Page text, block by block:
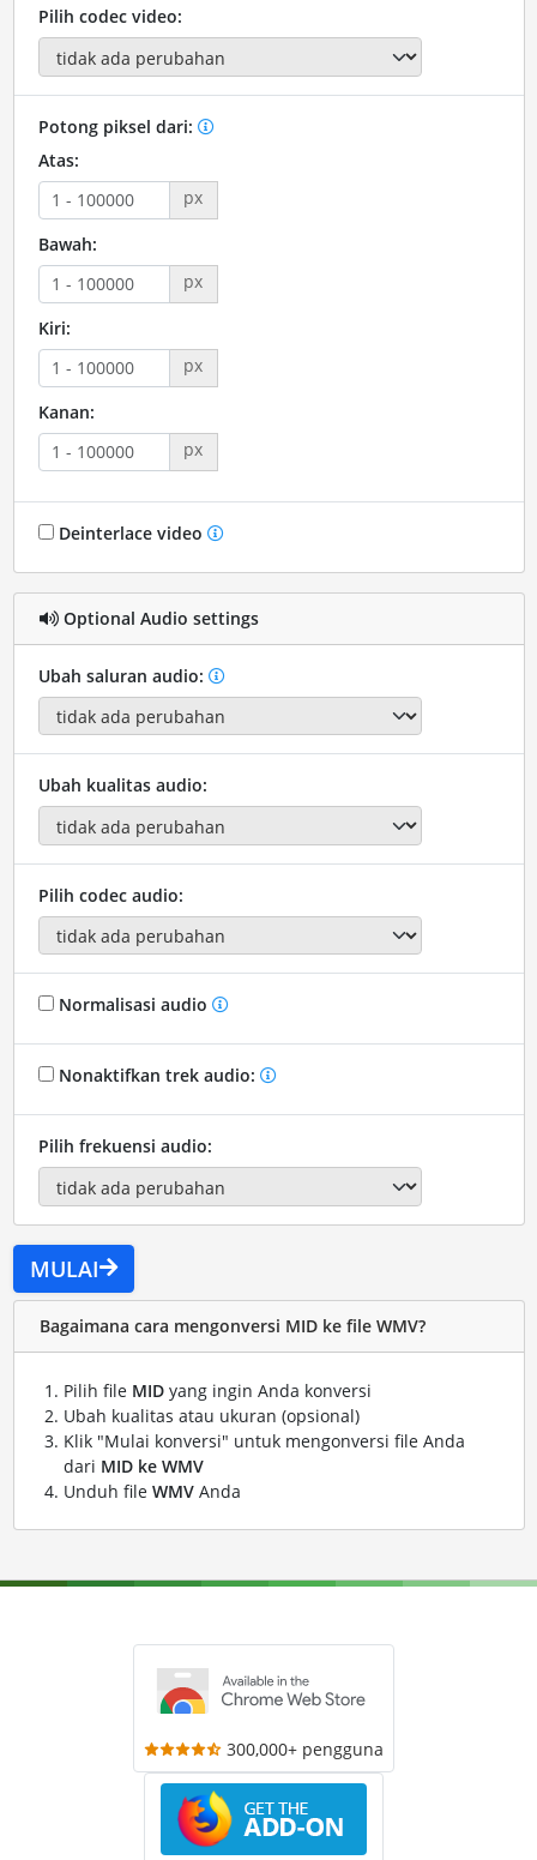
Pilih codec video:
Potong piksel dari:
Atas:
px
Bawah:
px
Kiri:
px
Kanan:
px
Deinterlace video
Optional Audio settings
Ubah saluran audio:
Ubah kualitas audio:
Pilih codec audio:
Normalisasi audio
Nonaktifkan trek audio:
Pilih frekuensi audio:
MULAI
Bagaimana cara mengonversi MID ke file WMV?
Pilih file MIDyang ingin Anda konversi
Ubah kualitas atau ukuran (opsional)
Klik "Mulai konversi" untuk mengonversi file Anda
dari MID ke WMV
Unduh file WMVAnda
300,000+ pengguna